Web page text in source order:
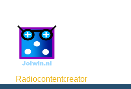
Radiocontentcreator